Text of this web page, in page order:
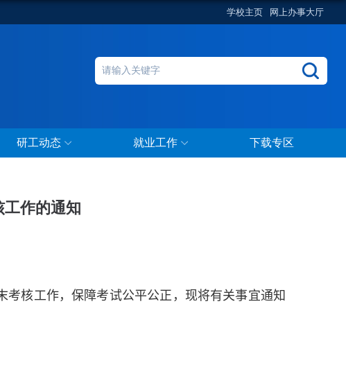
学校主页 网上办事大厅
研工动态 就业工作 下载专区
工作的通知
核工作，保障考试公平公正，现将有关事宜通知